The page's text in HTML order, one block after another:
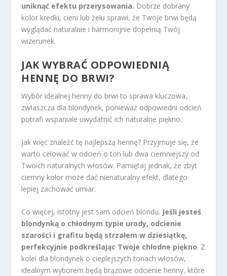
uniknąć efektu przerysowania. Dobrze dobrany
kolor kredki, cieni lub żelu sprawi, że Twoje brwi będą
wyglądać naturalnie i harmonijnie dopełnią Twój
wizerunek.
JAK WYBRAĆ ODPOWIEDNIĄ
HENNĘ DO BRWI?
Wybór idealnej henny do brwi to sprawa kluczowa,
zwłaszcza dla blondynek, ponieważ odpowiedni odcień
potrafi wspaniale uwydatnić ich naturalne piękno.
Jak więc znaleźć tę najlepszą hennę? Przyjmuje się, że
warto celować w odcień o ton lub dwa ciemniejszy od
Twoich naturalnych włosów. Pamiętaj jednak, że zbyt
ciemny kolor może dać nienaturalny efekt, dlatego
lepiej zachować umiar.
Co więcej, istotny jest sam odcień blondu. Jeśli jesteś
blondynką o chłodnym typie urody, odcienie
szarości i grafitu będą strzałem w dziesiątkę,
perfekcyjnie podkreślając Twoje chłodne piękno. Z
kolei dla blondynek o cieplejszych tonach włosów,
idealnym wyborem będą brązowe odcienie henny, które